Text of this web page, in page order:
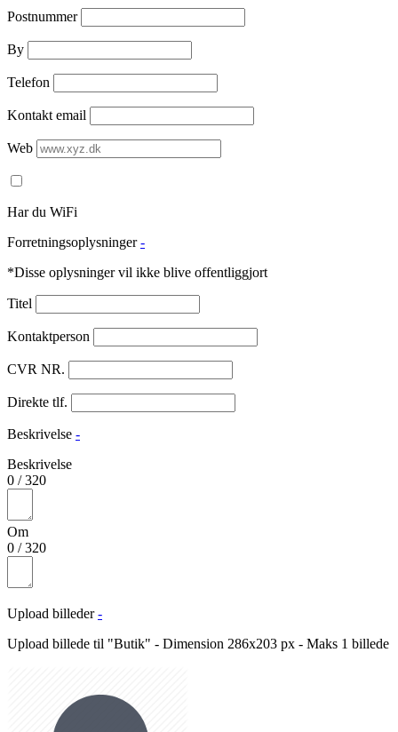
Postnummer
By
Telefon
Kontakt email
Web
Har du WiFi
Forretningsoplysninger -
*Disse oplysninger vil ikke blive offentliggjort
Titel
Kontaktperson
CVR NR.
Direkte tlf.
Beskrivelse -
Beskrivelse
0 /320
Om
0 /320
Upload billeder -
Upload billede til "Butik" - Dimension 286x203 px - Maks 1 billede